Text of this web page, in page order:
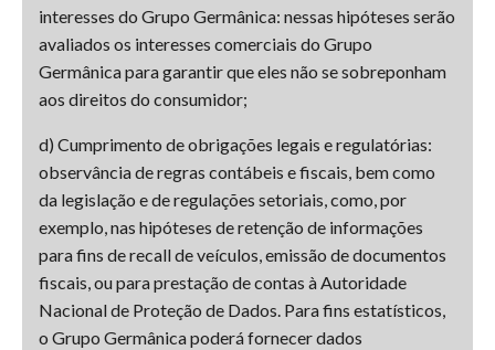
interesses do Grupo Germânica: nessas hipóteses serão
avaliados os interesses comerciais do Grupo
Germânica para garantir que eles não se sobreponham
aos direitos do consumidor;
d) Cumprimento de obrigações legais e regulatórias:
observância de regras contábeis e fiscais, bem como
da legislação e de regulações setoriais, como, por
exemplo, nas hipóteses de retenção de informações
para fins de recall de veículos, emissão de documentos
fiscais, ou para prestação de contas à Autoridade
Nacional de Proteção de Dados. Para fins estatísticos,
o Grupo Germânica poderá fornecer dados